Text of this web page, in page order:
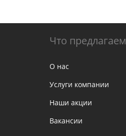
Что предлагаем
О нас
Услуги компании
Наши акции
Вакансии